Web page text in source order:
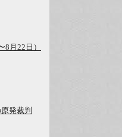
8月22日）
発裁判